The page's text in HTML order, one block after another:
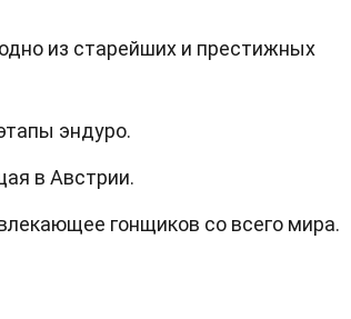
из старейших и престижных
эндуро.
в Австрии.
гонщиков со всего мира.